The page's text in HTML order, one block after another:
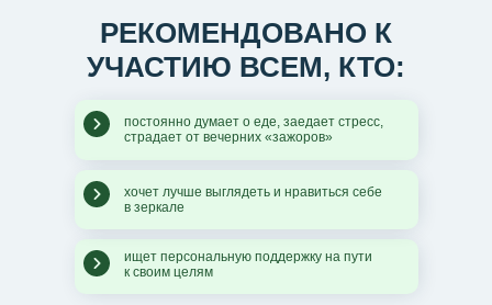
РЕКОМЕНДОВАНО К
УЧАСТИЮ ВСЕМ, КТО:
постоянно думает о еде, заедает стресс,
страдает от вечерних «зажоров»
ищет персональную поддержку на пути
к своим целям
хочет лучше выглядеть и нравиться себе
в зеркале